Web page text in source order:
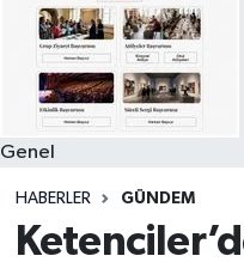
Genel
HABERLER GÜNDEM